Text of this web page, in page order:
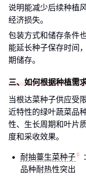
说明能减少后续种植
经济损失。
包装方式和储存条件
能延长种子保存时间
期储存。
三、如何根据种植需
当根达菜种子供应受
近特性的绿叶蔬菜品
性、生长周期和叶片
度和采收效果。
耐抽薹生菜种子
品种耐热性突出